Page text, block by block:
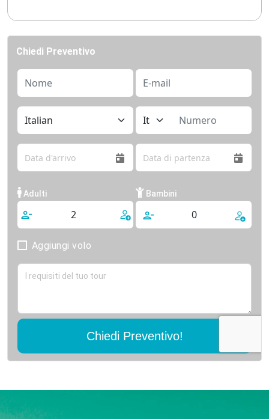
Chiedi Preventivo
Adulti Bambini
Aggiungi volo
Chiedi Preventivo!